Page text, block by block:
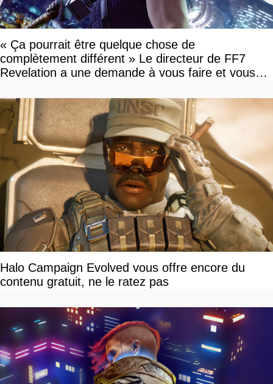
« Ça pourrait être quelque chose de
complètement différent » Le directeur de FF7
Revelation a une demande à vous faire et vous
Halo Campaign Evolved vous offre encore du
contenu gratuit, ne le ratez pas